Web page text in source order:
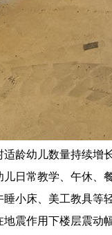
适龄幼儿数量持续增
日常教学、午休、
小床、美工教具等
震作用下楼层震动